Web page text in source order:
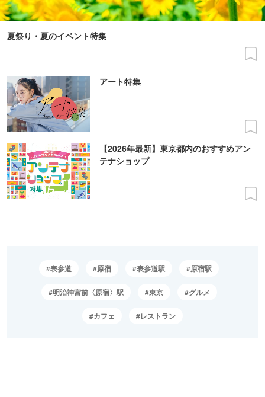
夏祭り・夏のイベント特集
アート特集
【2026年最新】東京都内のおすすめアン
テナショップ
表参道 原宿 表参道駅 原宿駅
明治神宮前〈原宿〉駅 東京 グルメ
カフェ レストラン